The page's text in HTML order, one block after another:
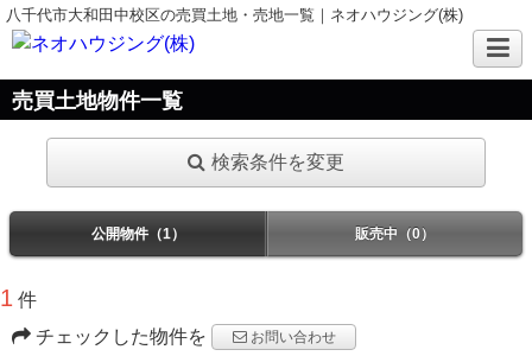
八千代市大和田中校区の売買土地・売地一覧｜ネオハウジング(株)
売買土地物件一覧
検索条件を変更
公開物件（1） 販売中（0）
1 件
チェックした物件を
お問い合わせ